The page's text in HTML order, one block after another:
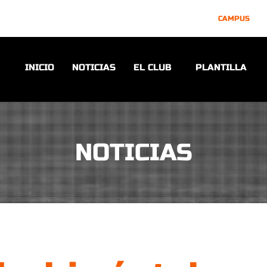
CAMPUS
INICIO NOTICIAS EL CLUB PLANTILLA
NOTICIAS